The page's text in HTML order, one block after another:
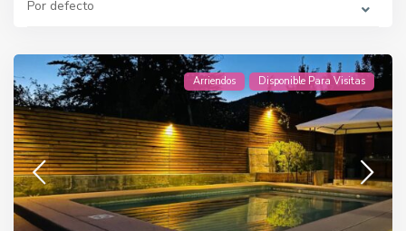
Por defecto
Arriendos Disponible Para Visitas